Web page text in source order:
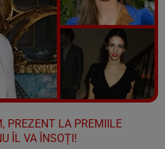
Vezi galeria foto
6 poze
PREZENT LA PREMIILE
ÎL VA ÎNSOȚI!